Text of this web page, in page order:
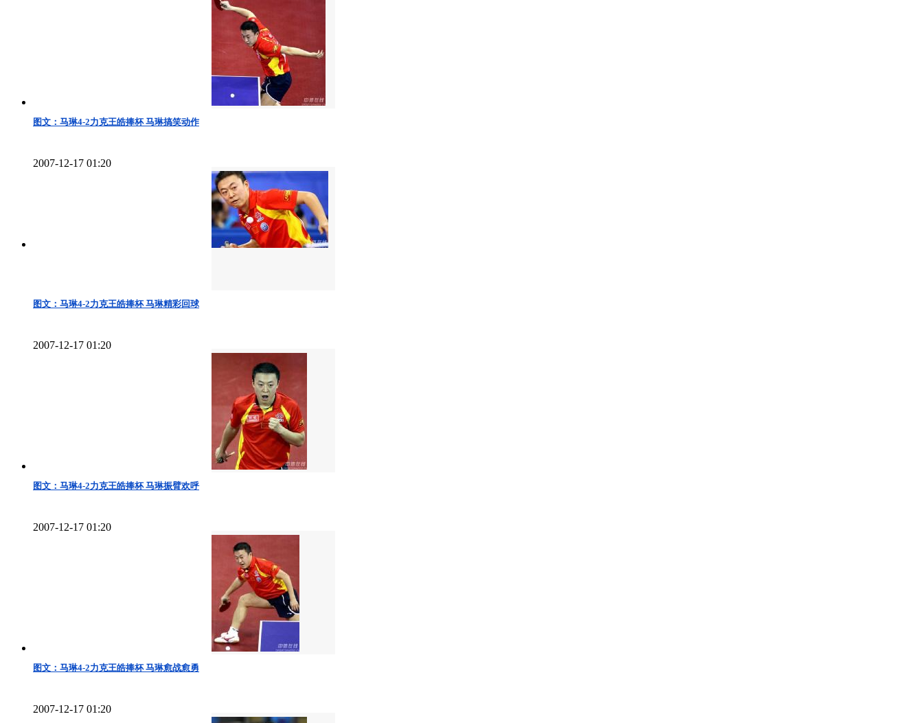
图文：马琳4-2力克王皓捧杯 马琳搞笑动作
2007-12-17 01:20
图文：马琳4-2力克王皓捧杯 马琳精彩回球
2007-12-17 01:20
图文：马琳4-2力克王皓捧杯 马琳振臂欢呼
2007-12-17 01:20
图文：马琳4-2力克王皓捧杯 马琳愈战愈勇
2007-12-17 01:20